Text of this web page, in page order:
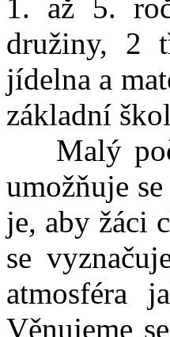
1. až 5.
družiny, 2
jídelna a
základní
Malý
umožňuje
je, aby žáci
se
atmosféra
Věnujeme